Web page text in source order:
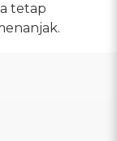
tetap